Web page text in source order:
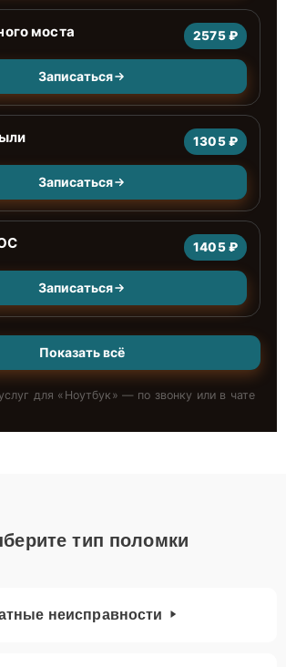
моста 2575 ₽
Записаться
1305 ₽
Записаться
1405 ₽
Записаться
Показать всё
для « Ноутбук » — по звонку или в чате
тип поломки
неисправности